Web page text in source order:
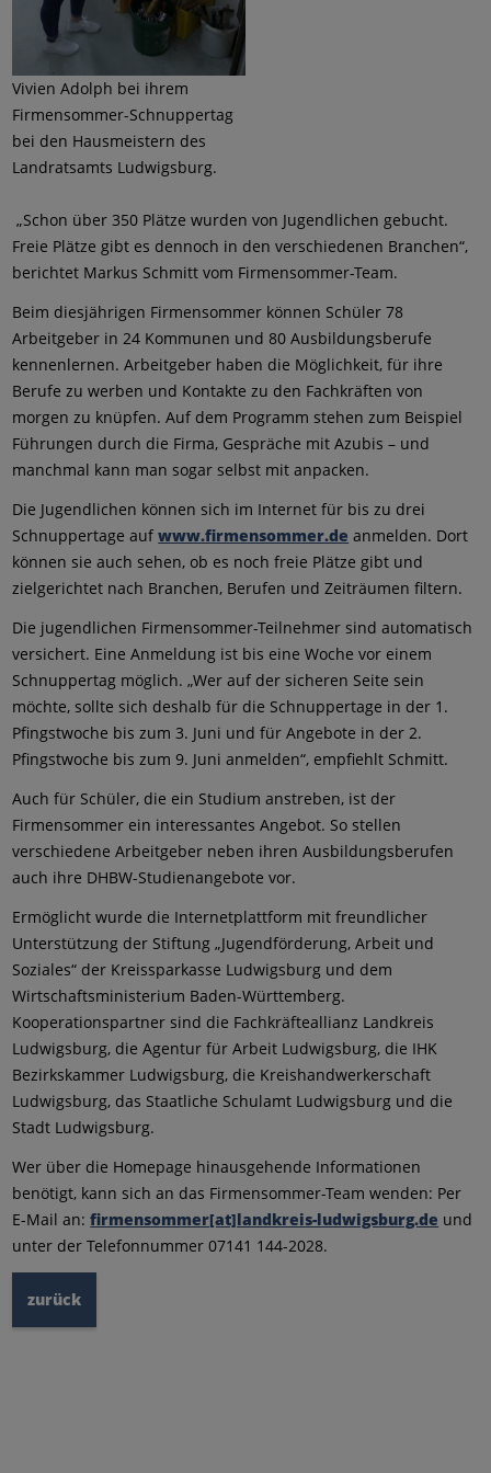
Vivien Adolph bei ihrem
Firmensommer-Schnuppertag
bei den Hausmeistern des
Landratsamts Ludwigsburg.
„Schon über 350 Plätze wurden von Jugendlichen gebucht.
Freie Plätze gibt es dennoch in den verschiedenen Branchen“,
berichtet Markus Schmitt vom Firmensommer-Team.
Beim diesjährigen Firmensommer können Schüler 78
Arbeitgeber in 24 Kommunen und 80 Ausbildungsberufe
kennenlernen. Arbeitgeber haben die Möglichkeit, für ihre
Berufe zu werben und Kontakte zu den Fachkräften von
morgen zu knüpfen. Auf dem Programm stehen zum Beispiel
Führungen durch die Firma, Gespräche mit Azubis – und
manchmal kann man sogar selbst mit anpacken.
Die Jugendlichen können sich im Internet für bis zu drei
Schnuppertage aufwww.firmensommer.de anmelden. Dort
können sie auch sehen, ob es noch freie Plätze gibt und
zielgerichtet nach Branchen, Berufen und Zeiträumen filtern.
Die jugendlichen Firmensommer-Teilnehmer sind automatisch
versichert. Eine Anmeldung ist bis eine Woche vor einem
Schnuppertag möglich. „Wer auf der sicheren Seite sein
möchte, sollte sich deshalb für die Schnuppertage in der 1.
Pfingstwoche bis zum 3. Juni und für Angebote in der 2.
Pfingstwoche bis zum 9. Juni anmelden“, empfiehlt Schmitt.
Auch für Schüler, die ein Studium anstreben, ist der
Firmensommer ein interessantes Angebot. So stellen
verschiedene Arbeitgeber neben ihren Ausbildungsberufen
auch ihre DHBW-Studienangebote vor.
Ermöglicht wurde die Internetplattform mit freundlicher
Unterstützung der Stiftung „Jugendförderung, Arbeit und
Soziales“ der Kreissparkasse Ludwigsburg und dem
Wirtschaftsministerium Baden-Württemberg.
Kooperationspartner sind die Fachkräfteallianz Landkreis
Ludwigsburg, die Agentur für Arbeit Ludwigsburg, die IHK
Bezirkskammer Ludwigsburg, die Kreishandwerkerschaft
Ludwigsburg, das Staatliche Schulamt Ludwigsburg und die
Stadt Ludwigsburg.
Wer über die Homepage hinausgehende Informationen
benötigt, kann sich an das Firmensommer-Team wenden: Per
E-Mail an:firmensommer[at]landkreis-ludwigsburg.de und
unter der Telefonnummer 07141 144-2028.
zurück